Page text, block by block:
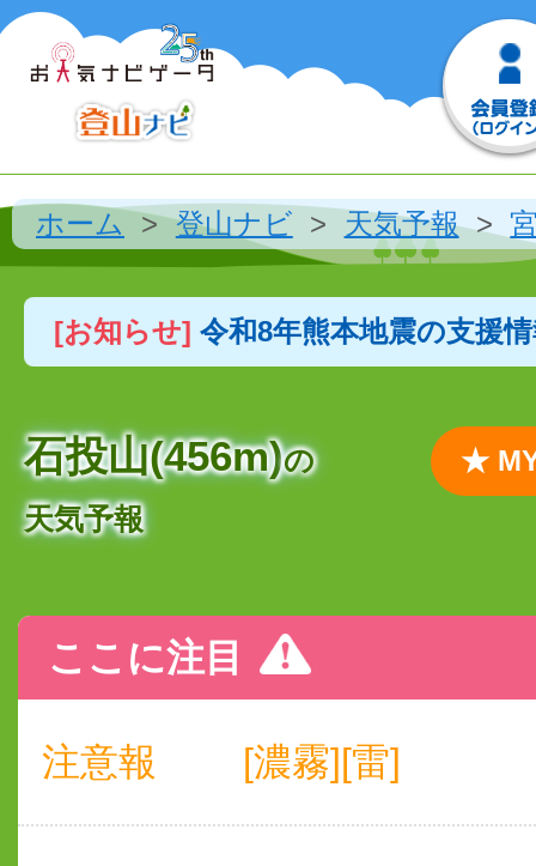
ホーム 登山ナビ 天気予報
[お知らせ] 令和8年熊本地震の支援
石投山(456m)の
天気予報
★
ここに注目
注意報 [濃霧][雷]